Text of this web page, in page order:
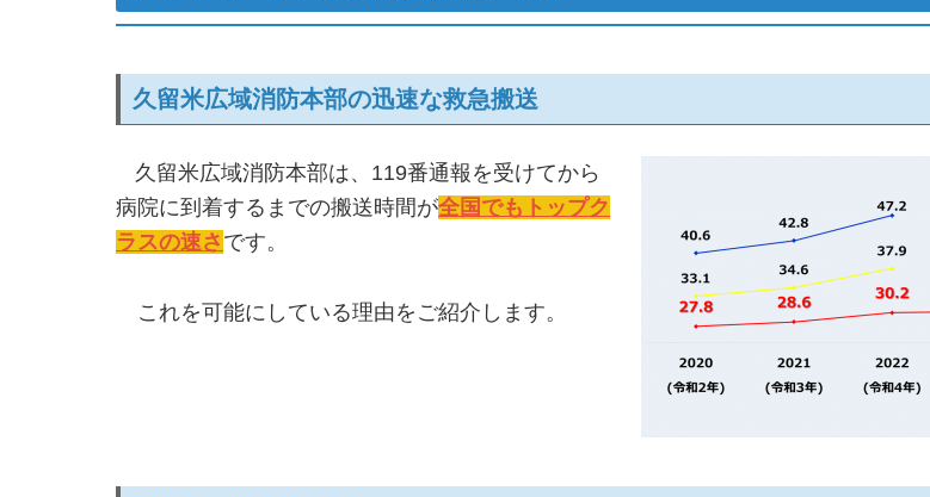
久留米広域消防本部の迅速な救急搬送
久留米広域消防本部は、119番通報を受けてから
病院に到着するまでの搬送時間が全国でもトップク
ラスの速さ です。
これを可能にしている理由をご紹介します。